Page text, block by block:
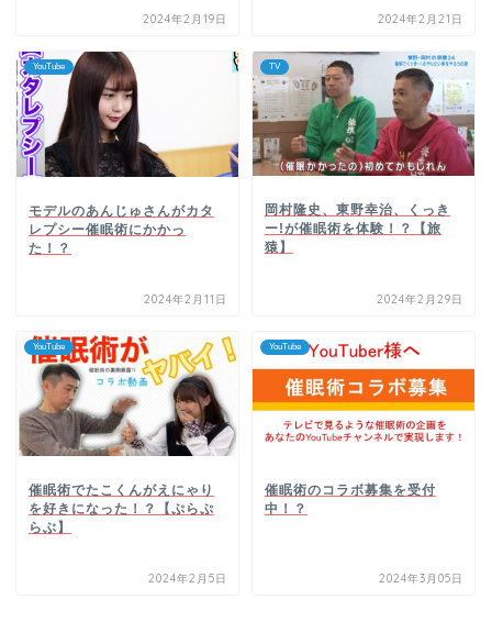
2024年2月19日 2024年2月21日
YouTube
モデルのあんじゅさんがカタ
レプシー催眠術にかかっ
た！？
2024年2月11日
TV
岡村隆史、東野幸治、くっき
ー!が催眠術を体験！？【旅
猿】
2024年2月29日
YouTube
催眠術でたこくんがえにゃり
を好きになった！？【ぷらぷ
らぶ】
2024年2月5日
YouTube
催眠術のコラボ募集を受付
中！？
2024年3月05日